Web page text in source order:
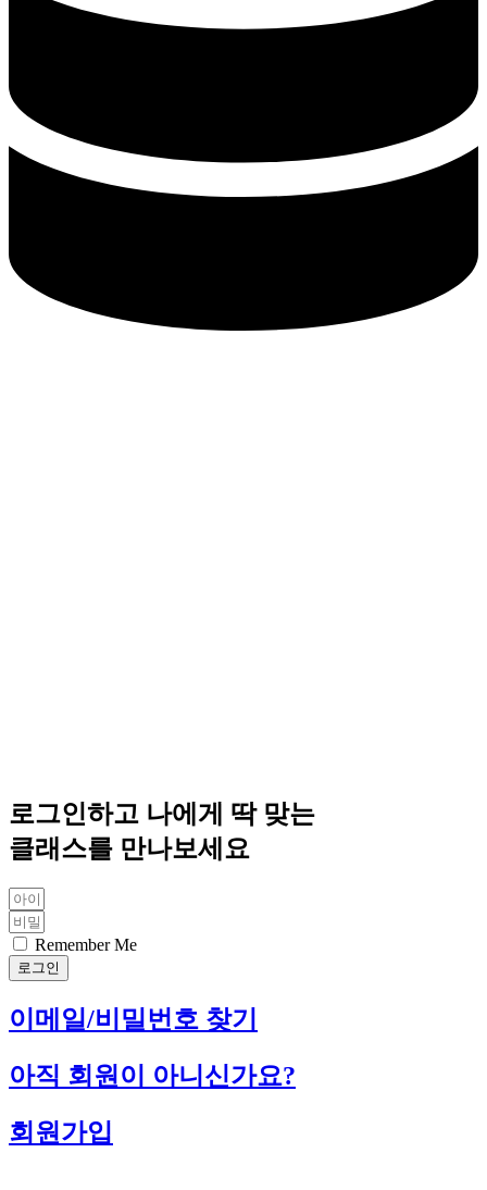
로그인하고 나에게 딱 맞는
클래스를 만나보세요
Remember Me
로그인
이메일/비밀번호 찾기
아직 회원이 아니신가요?
회원가입